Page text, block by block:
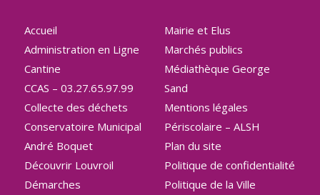
Accueil
Administration en Ligne
Cantine
CCAS – 03.27.65.97.99
Collecte des déchets
Conservatoire Municipal
André Boquet
Découvrir Louvroil
Démarches
Mairie et Elus
Marchés publics
Médiathèque George
Sand
Mentions légales
Périscolaire – ALSH
Plan du site
Politique de confidentialité
Politique de la Ville